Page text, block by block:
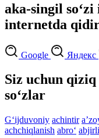
aka-singil
internetda
Google Яндекс
Siz uchun
so‘zlar
G‘ijduvoniy achintir
achchiqlanish abro‘